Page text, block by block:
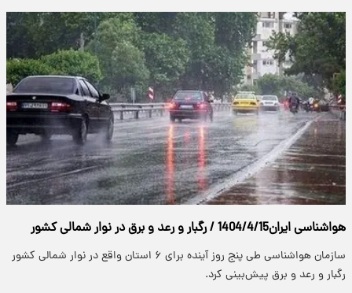
هواشناسی ایران1404/4/15 / رگبار و رعد و برق در نوار شمالی کشور
سازمان هواشناسی طی پنج روز آینده برای ۶ استان واقع در نوار شمالی کشور
رگبار و رعد و برق پیش‌بینی کرد.